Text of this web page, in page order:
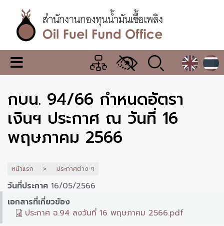
เนื้อหา
หลักสำนักงาน
กองทุน
น้ำมัน
เชื้อ
เพลิง
เมนู
เปลี่ยน
แสดง
ผล
กบน. 94/66 กำหนดอัตรา
เงินฯ ประกาศ ณ วันที่ 16
พฤษภาคม 2566
หน้าแรก ประกาศต่าง ๆ
วันที่ประกาศ 16/05/2566
เอกสารที่เกี่ยวข้อง
ประกาศ ฉ.94 ลงวันที่ 16 พฤษภาคม 2566.pdf